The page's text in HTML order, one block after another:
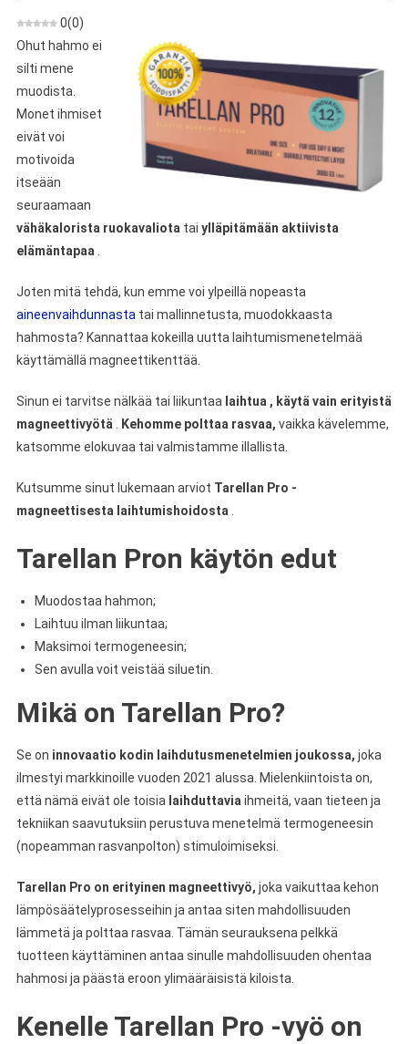
0(0)
Ohut hahmo ei
silti mene
muodista.
Monet ihmiset
eivät voi
motivoida
itseään
seuraamaan
vähäkalorista ruokavaliota tai ylläpitämään aktiivista
elämäntapaa
Joten mitä tehdä, kun emme voi ylpeillä nopeasta
aineenvaihdunnasta tai mallinnetusta, muodokkaasta
hahmosta? Kannattaa kokeilla uutta laihtumismenetelmää
käyttämällä magneettikenttää.
Sinun ei tarvitse nälkää tai liikuntaa laihtua , käytä vain erityistä
magneettivyötä
Kehomme polttaa rasvaa, vaikka kävelemme,
katsomme elokuvaa tai valmistamme illallista.
Kutsumme sinut lukemaan arviot Tarellan Pro -
magneettisesta laihtumishoidosta
Tarellan Pron käytön edut
Muodostaa hahmon;
Laihtuu ilman liikuntaa;
Maksimoi termogeneesin;
Sen avulla voit veistää siluetin.
Mikä on Tarellan Pro?
Se on innovaatio kodin laihdutusmenetelmien joukossa, joka
ilmestyi markkinoille vuoden 2021 alussa. Mielenkiintoista on,
että nämä eivät ole toisia laihduttavia ihmeitä, vaan tieteen ja
tekniikan saavutuksiin perustuva menetelmä termogeneesin
(nopeamman rasvanpolton) stimuloimiseksi.
Tarellan Pro on erityinen magneettivyö, joka vaikuttaa kehon
lämpösäätelyprosesseihin ja antaa siten mahdollisuuden
lämmetä ja polttaa rasvaa. Tämän seurauksena pelkkä
tuotteen käyttäminen antaa sinulle mahdollisuuden ohentaa
hahmosi ja päästä eroon ylimääräisistä kiloista.
Kenelle Tarellan Pro -vyö on